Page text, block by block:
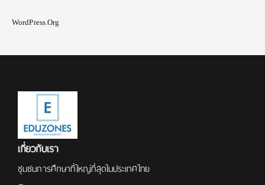
WordPress.org
เกี่ยวกับเรา
ชุมชนการศึกษาที่ใหญ่ที่สุดในประเทศไทย